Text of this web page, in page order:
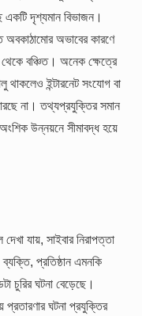
একটি দৃশ্যমান বিভাজন।
অবকাঠামোর অভাবের কারণে
বঞ্চিত। অনেক ক্ষেত্রে
থাকলেও ইন্টারনেট সংযোগ বা
না। তথ্যপ্রযুক্তির সমান
উন্নয়নে সীমাবদ্ধ হয়ে
যায়, সাইবার নিরাপত্তা
প্রতিষ্ঠান এমনকি
চুরির ঘটনা বেড়েছে।
প্রতারণার ঘটনা প্রযুক্তির